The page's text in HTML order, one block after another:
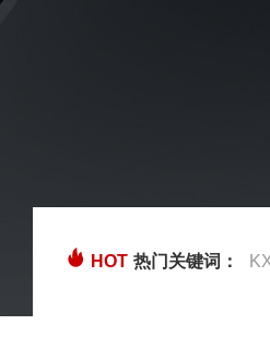
HOT 热门关键词：